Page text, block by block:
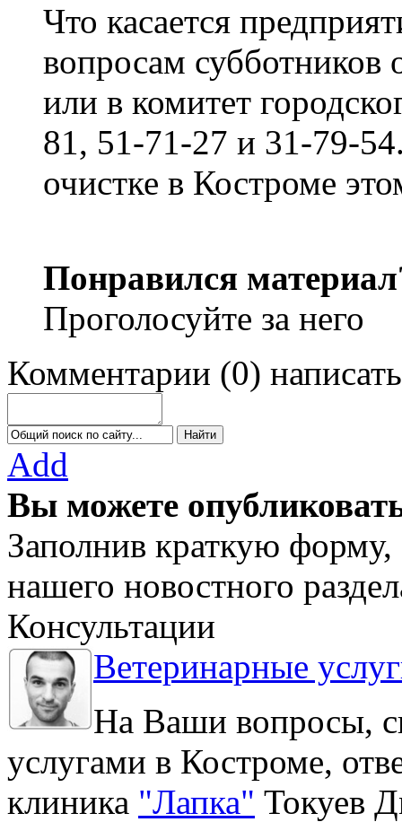
Что касается
вопросам
или в комитет
81, 51-71-27 и 31-79-
очистке в Костроме
Понравился
Проголосуйте за него
Комментарии (0) написать
Add
Вы можете
Заполнив краткую
нашего новостного
Консультации
Ветеринарные
На Ваши вопросы,
услугами в Костроме,
клиника "Лапка" Токуев